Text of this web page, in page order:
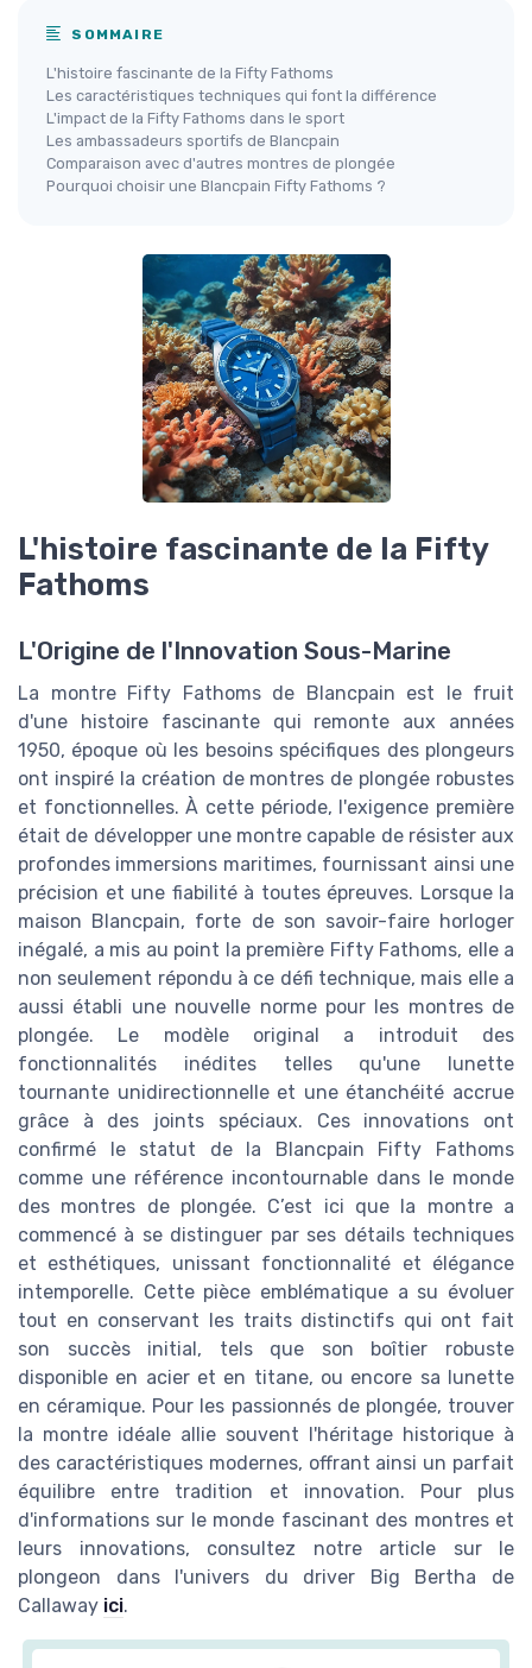
SOMMAIRE
L'histoire fascinante de la Fifty Fathoms
Les caractéristiques techniques qui font la différence
L'impact de la Fifty Fathoms dans le sport
Les ambassadeurs sportifs de Blancpain
Comparaison avec d'autres montres de plongée
Pourquoi choisir une Blancpain Fifty Fathoms ?
L'histoire fascinante de la Fifty
Fathoms
L'Origine de l'Innovation Sous-Marine
La montre Fifty Fathoms de Blancpain est le fruit
d'une histoire fascinante qui remonte aux années
1950, époque où les besoins spécifiques des plongeurs
ont inspiré la création de montres de plongée robustes
et fonctionnelles. À cette période, l'exigence première
était de développer une montre capable de résister aux
profondes immersions maritimes, fournissant ainsi une
précision et une fiabilité à toutes épreuves. Lorsque la
maison Blancpain, forte de son savoir-faire horloger
inégalé, a mis au point la première Fifty Fathoms, elle a
non seulement répondu à ce défi technique, mais elle a
aussi établi une nouvelle norme pour les montres de
plongée. Le modèle original a introduit des
fonctionnalités inédites telles qu'une lunette
tournante unidirectionnelle et une étanchéité accrue
grâce à des joints spéciaux. Ces innovations ont
confirmé le statut de la Blancpain Fifty Fathoms
comme une référence incontournable dans le monde
des montres de plongée. C’est ici que la montre a
commencé à se distinguer par ses détails techniques
et esthétiques, unissant fonctionnalité et élégance
intemporelle. Cette pièce emblématique a su évoluer
tout en conservant les traits distinctifs qui ont fait
son succès initial, tels que son boîtier robuste
disponible en acier et en titane, ou encore sa lunette
en céramique. Pour les passionnés de plongée, trouver
la montre idéale allie souvent l'héritage historique à
des caractéristiques modernes, offrant ainsi un parfait
équilibre entre tradition et innovation. Pour plus
d'informations sur le monde fascinant des montres et
leurs innovations, consultez notre article sur le
plongeon dans l'univers du driver Big Bertha de
Callaway ici.